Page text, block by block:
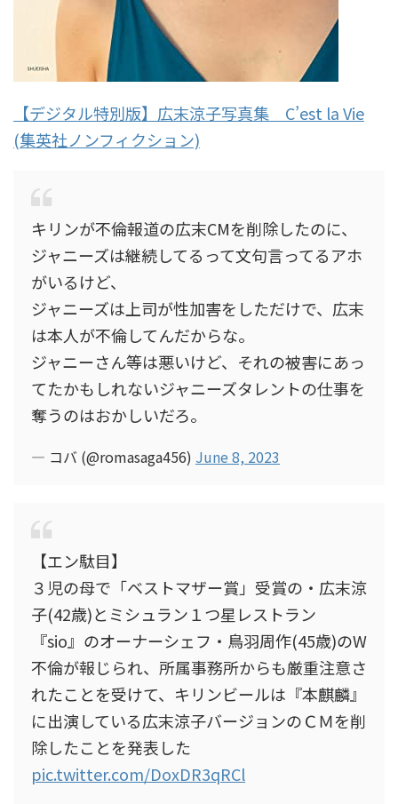
【デジタル特別版】広末涼子写真集 C’est la Vie
(集英社ノンフィクション)
キリンが不倫報道の広末CMを削除したのに、
ジャニーズは継続してるって文句言ってるアホ
がいるけど、
ジャニーズは上司が性加害をしただけで、広末
は本人が不倫してんだからな。
ジャニーさん等は悪いけど、それの被害にあっ
てたかもしれないジャニーズタレントの仕事を
奪うのはおかしいだろ。
— コバ (@romasaga456) June 8, 2023
【エン駄目】
３児の母で「ベストマザー賞」受賞の・広末涼
子(42歳)とミシュラン１つ星レストラン
『sio』のオーナーシェフ・鳥羽周作(45歳)のW
不倫が報じられ、所属事務所からも厳重注意さ
れたことを受けて、キリンビールは『本麒麟』
に出演している広末涼子バージョンのＣＭを削
除したことを発表した
pic.twitter.com/DoxDR3qRCl